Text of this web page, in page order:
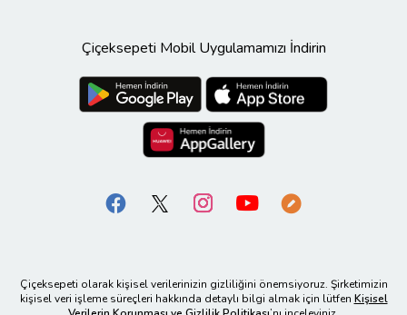
Çiçeksepeti Mobil Uygulamamızı İndirin
Çiçeksepeti olarak kişisel verilerinizin gizliliğini önemsiyoruz. Şirketimizin
kişisel veri işleme süreçleri hakkında detaylı bilgi almak için lütfen Kişisel